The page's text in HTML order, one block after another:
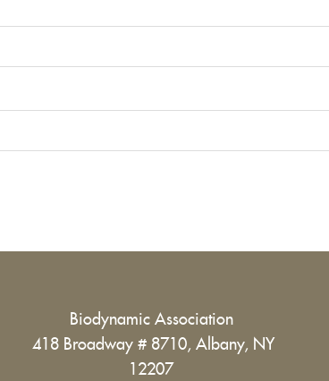
Biodynamic Association
418 Broadway # 8710, Albany, NY
12207